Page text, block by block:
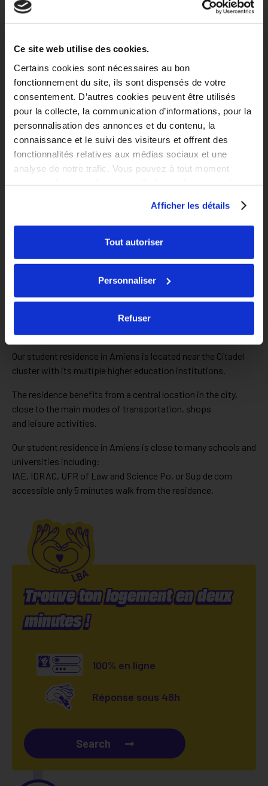
Ce site web utilise des cookies.
Certains cookies sont nécessaires au bon
fonctionnement du site, ils sont dispensés de votre
consentement. D’autres cookies peuvent être utilisés
pour la collecte, la communication d’informations, pour la
personnalisation des annonces et du contenu, la
connaissance et le suivi des visiteurs et offrent des
fonctionnalités relatives aux médias sociaux et une
analyse de notre trafic. Vous pouvez à tout moment
Afficher les détails
Tout autoriser
Personnaliser
Refuser
A 4 min from the historical center
Our student residence in Amiens is located near the Citadel
cluster with its multiple higher education institutions.
The residence benefits from a central location in the city,
close to the main modes of transportation, shops
and leisure activities.
Our student residence in Amiens is close to many schools and
universities including:
IAE, IDRAC, UFR of Law and Science Po, or Sup de com
accessible only 5 minutes walk from the residence.
Trouve ton logement en deux
minutes !
100% en ligne
Réponse sous 48h
Search